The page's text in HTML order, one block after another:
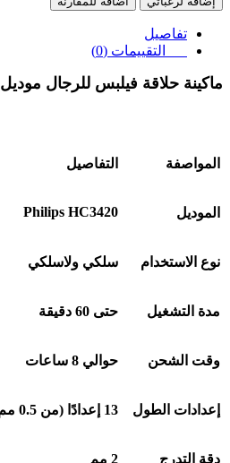
تفاصيل
التقييمات (0)
ماكينة حلاقة فيلبس للرجال موديل
المواصفة التفاصيل
الموديل Philips HC3420
نوع الاستخدام سلكي ولاسلكي
مدة التشغيل حتى 60 دقيقة
وقت الشحن حوالي 8 ساعات
إعدادات الطول 13 إعدادًا (من 0.5 مم حتى 23 مم)
دقة التدرج 2 مم